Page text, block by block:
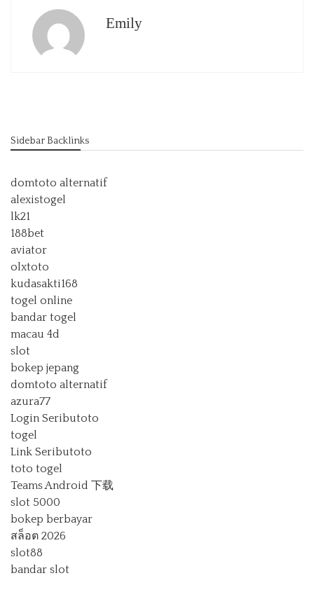
Emily
Sidebar Backlinks
domtoto alternatif
alexistogel
lk21
188bet
aviator
olxtoto
kudasakti168
togel online
bandar togel
macau 4d
slot
bokep jepang
domtoto alternatif
azura77
Login Seributoto
togel
Link Seributoto
toto togel
Teams Android 下载
slot 5000
bokep berbayar
สล็อต 2026
slot88
bandar slot